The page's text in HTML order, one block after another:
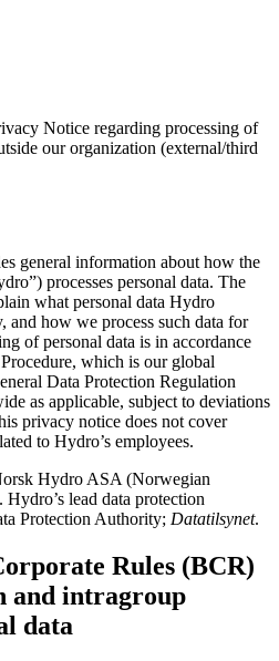
Notice regarding processing of
our organization (external/third
general information about how the
processes personal data. The
what personal data Hydro
and how we process such data for
of personal data is in accordance
which is our global
Data Protection Regulation
as applicable, subject to deviations
privacy notice does not cover
to Hydro’s employees.
Hydro ASA (Norwegian
lead data protection
Protection Authority; Datatilsynet.
Rules (BCR)
and intragroup
data